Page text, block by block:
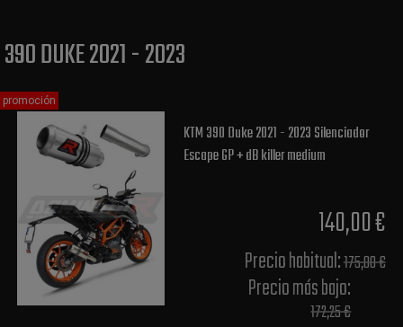
390 DUKE 2021 - 2023
KTM 390 Duke 2021 - 2023 Silenciador
Escape GP + dB killer medium
140,00 €
Precio habitual​:175,00 €
Precio más bajo​:
172,25 €
promoción